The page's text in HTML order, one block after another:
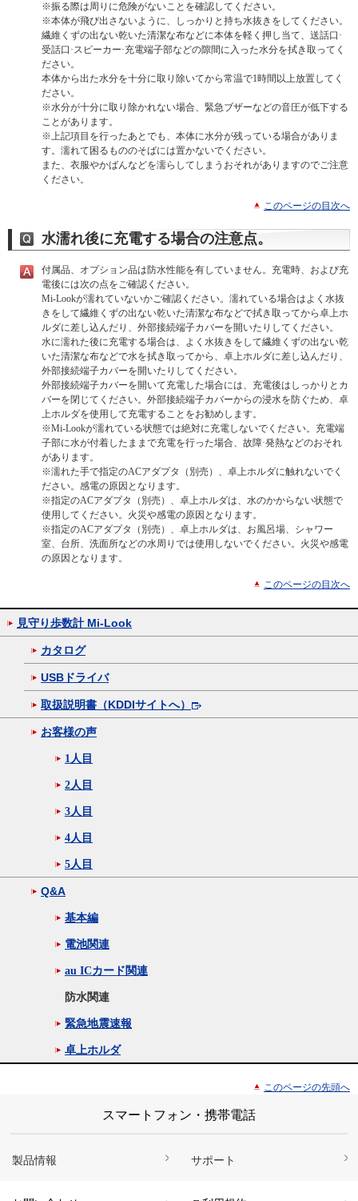
※振る際は周りに危険がないことを確認してください。
※本体が飛び出さないように、しっかりと持ち水抜きをしてください。
繊維くずの出ない乾いた清潔な布などに本体を軽く押し当て、送話口·
受話口·スピーカー·充電端子部などの隙間に入った水分を拭き取ってく
ださい。
本体から出た水分を十分に取り除いてから常温で1時間以上放置してく
ださい。
※水分が十分に取り除かれない場合、緊急ブザーなどの音圧が低下する
ことがあります。
※上記項目を行ったあとでも、本体に水分が残っている場合がありま
す。濡れて困るもののそばには置かないでください。
また、衣服やかばんなどを濡らしてしまうおそれがありますのでご注意
ください。
このページの目次へ
水濡れ後に充電する場合の注意点。
付属品、オプション品は防水性能を有していません。充電時、および充
電後には次の点をご確認ください。
Mi-Lookが濡れていないかご確認ください。濡れている場合はよく水抜
きをして繊維くずの出ない乾いた清潔な布などで拭き取ってから卓上ホ
ルダに差し込んだり、外部接続端子カバーを開いたりしてください。
水に濡れた後に充電する場合は、よく水抜きをして繊維くずの出ない乾
いた清潔な布などで水を拭き取ってから、卓上ホルダに差し込んだり、
外部接続端子カバーを開いたりしてください。
外部接続端子カバーを開いて充電した場合には、充電後はしっかりとカ
バーを閉じてください。外部接続端子カバーからの浸水を防ぐため、卓
上ホルダを使用して充電することをお勧めします。
※Mi-Lookが濡れている状態では絶対に充電しないでください。充電端
子部に水が付着したままで充電を行った場合、故障·発熱などのおそれ
があります。
※濡れた手で指定のACアダプタ（別売）、卓上ホルダに触れないでく
ださい。感電の原因となります。
※指定のACアダプタ（別売）、卓上ホルダは、水のかからない状態で
使用してください。火災や感電の原因となります。
※指定のACアダプタ（別売）、卓上ホルダは、お風呂場、シャワー
室、台所、洗面所などの水周りでは使用しないでください。火災や感電
の原因となります。
このページの目次へ
見守り歩数計 Mi-Look
カタログ
USBドライバ
取扱説明書（KDDIサイトへ）
お客様の声
1人目
2人目
3人目
4人目
5人目
Q&A
基本編
電池関連
au ICカード関連
防水関連
緊急地震速報
卓上ホルダ
このページの先頭へ
スマートフォン・携帯電話
製品情報 サポート